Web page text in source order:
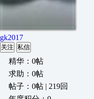
gk2017
关注 私信
精华：0帖
求助：0帖
帖子：0帖 | 219回